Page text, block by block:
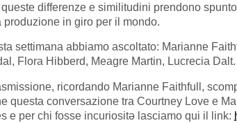
differenze e similitudini prendono
produzione in giro per il mondo.
settimana abbiamo ascoltato: Marianne
Flora Hibberd, Meagre Martin, Lucrecia
ricordando Marianne Faithfull,
questa conversazione tra Courtney Love e
e per chi fosse incuriositə lasciamo qui il link: